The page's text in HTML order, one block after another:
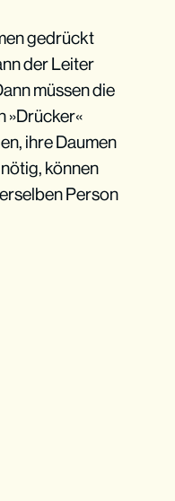
gedrückt
der Leiter
müssen die
»Drücker«
ihre Daumen
können
Person